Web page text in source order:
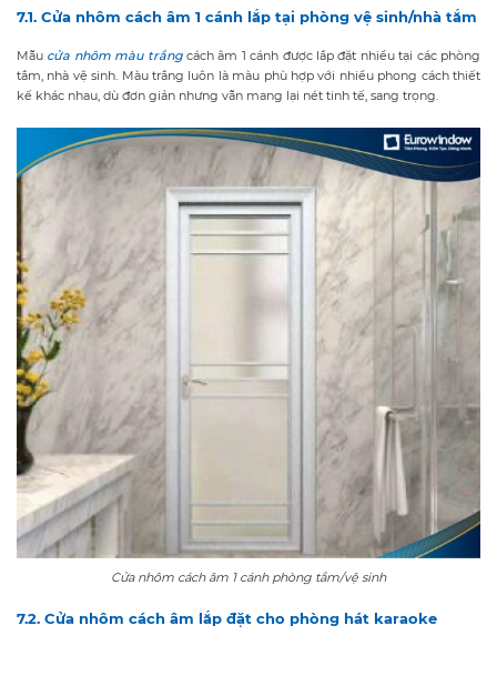
7.1. Cửa nhôm cách âm 1 cánh lắp tại phòng vệ sinh/nhà tắm
Mẫu cửa nhôm màu trắngcách âm 1 cánh được lắp đặt nhiều tại các phòng
tắm, nhà vệ sinh. Màu trắng luôn là màu phù hợp với nhiều phong cách thiết
kế khác nhau, dù đơn giản nhưng vẫn mang lại nét tinh tế, sang trọng.
Cửa nhôm cách âm 1 cánh phòng tắm/vệ sinh
7.2. Cửa nhôm cách âm lắp đặt cho phòng hát karaoke